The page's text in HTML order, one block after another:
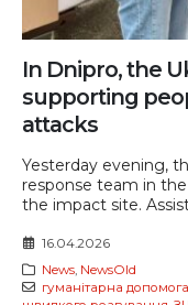
In Dnipro, the
supporting
attacks
Yesterday evening,
response team in
the impact site.
16.04.2026
News, NewsOld
гуманітарна допомога